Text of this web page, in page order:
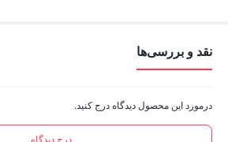
نقد و بررسی‌ها
درمورد این محصول دیدگاه درج کنید.